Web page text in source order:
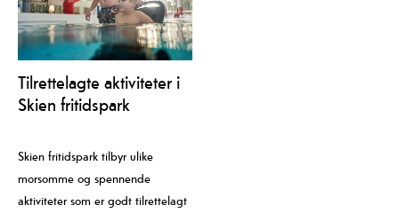
Tilrettelagte aktiviteter i
Skien fritidspark
Skien fritidspark tilbyr ulike
morsomme og spennende
aktiviteter som er godt tilrettelagt